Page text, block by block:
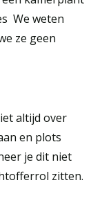
We weten
ze geen
altijd over
en plots
je dit niet
zitten.